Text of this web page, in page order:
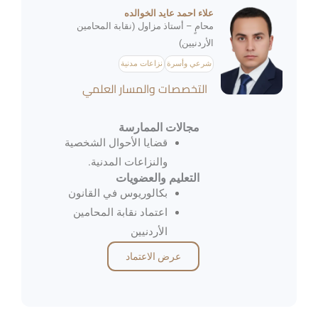
علاء احمد عايد الخوالده
محامٍ – أستاذ مزاول (نقابة المحامين
الأردنيين)
شرعي وأسرة نزاعات مدنية
التخصصات والمسار العلمي
مجالات الممارسة
قضايا الأحوال الشخصية
والنزاعات المدنية.
التعليم والعضويات
بكالوريوس في القانون
اعتماد نقابة المحامين
الأردنيين
عرض الاعتماد